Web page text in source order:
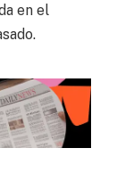
en el